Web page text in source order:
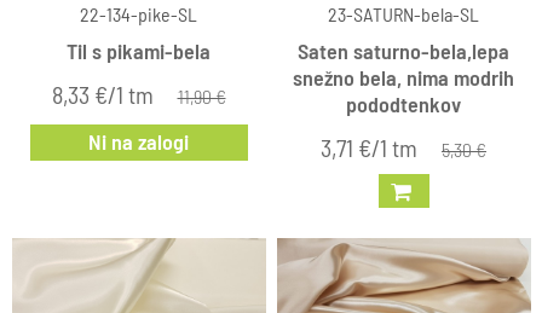
22-134-pike-SL
Til s pikami-bela
8,33 €/1 tm 11,90 €
Ni na zalogi
23-SATURN-bela-SL
Saten saturno-bela,lepa
snežno bela, nima modrih
pododtenkov
3,71 €/1 tm 5,30 €